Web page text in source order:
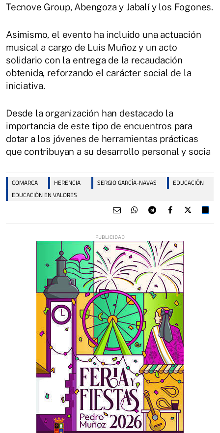
Tecnove Group, Abengoza y Jabalí y los Fogones.
Asimismo, el evento ha incluido una actuación
musical a cargo de Luis Muñoz y un acto
solidario con la entrega de la recaudación
obtenida, reforzando el carácter social de la
iniciativa.
Desde la organización han destacado la
importancia de este tipo de encuentros para
dotar a los jóvenes de herramientas prácticas
que contribuyan a su desarrollo personal y socia
COMARCA HERENCIA SERGIO GARCÍA-NAVAS
EDUCACIÓN
EDUCACIÓN EN VALORES